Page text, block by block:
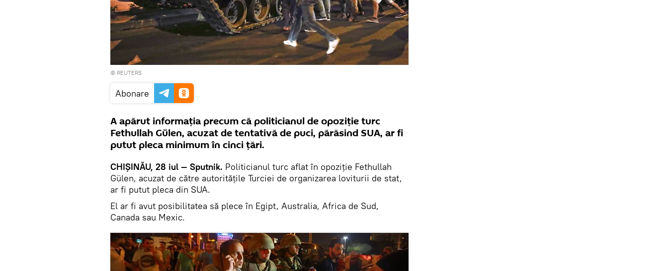
© REUTERS
Abonare
A apărut informația precum că politicianul de opoziție turc
Fethullah Gülen, acuzat de tentativă de puci, părăsind SUA, ar fi
putut pleca minimum în cinci țări.
CHIȘINĂU, 28 iul — Sputnik. Politicianul turc aflat în opoziție Fethullah
Gülen, acuzat de către autoritățile Turciei de organizarea loviturii de stat,
ar fi putut pleca din SUA.
El ar fi avut posibilitatea să plece în Egipt, Australia, Africa de Sud,
Canada sau Mexic.